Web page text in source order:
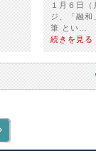
１月６日（
ジ、「融和
筆 とい…
続きを見る